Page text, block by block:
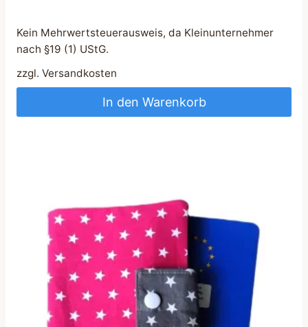
Kein Mehrwertsteuerausweis, da Kleinunternehmer
nach §19 (1) UStG.
zzgl. Versandkosten
In den Warenkorb